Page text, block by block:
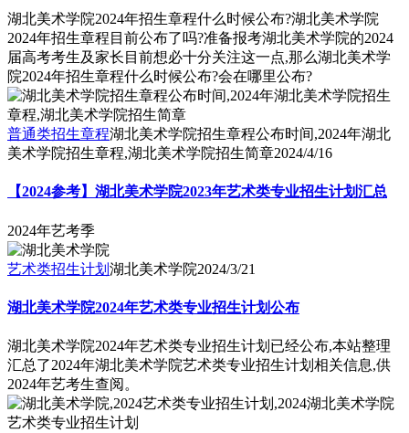
湖北美术学院2024年招生章程什么时候公布?湖北美术学院
2024年招生章程目前公布了吗?准备报考湖北美术学院的2024
届高考考生及家长目前想必十分关注这一点,那么湖北美术学
院2024年招生章程什么时候公布?会在哪里公布?
普通类招生章程湖北美术学院招生章程公布时间,2024年湖北
美术学院招生章程,湖北美术学院招生简章2024/4/16
【2024参考】湖北美术学院2023年艺术类专业招生计划汇总
2024年艺考季
艺术类招生计划 湖北美术学院2024/3/21
湖北美术学院2024年艺术类专业招生计划公布
湖北美术学院2024年艺术类专业招生计划已经公布,本站整理
汇总了2024年湖北美术学院艺术类专业招生计划相关信息,供
2024年艺考生查阅。